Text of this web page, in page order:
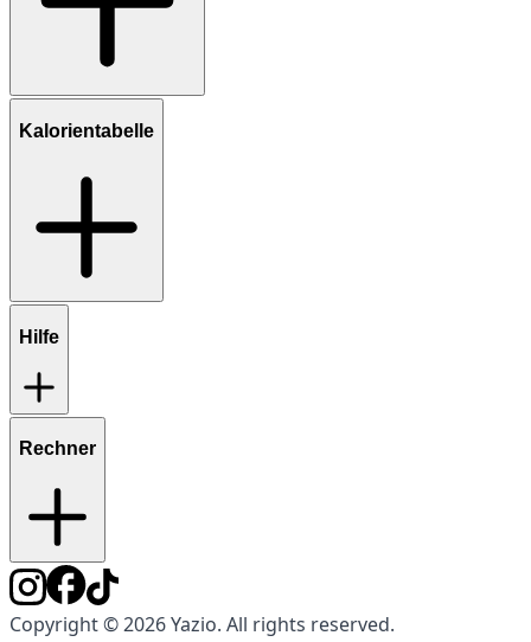
Kalorientabelle
Hilfe
Rechner
Copyright © 2026 Yazio. All rights reserved.